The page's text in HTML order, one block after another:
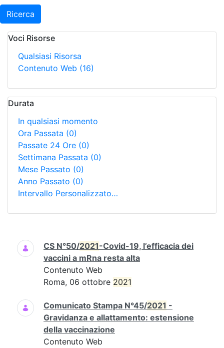
Ricerca
Voci Risorse
Qualsiasi Risorsa
Contenuto Web (16)
Durata
In qualsiasi momento
Ora Passata (0)
Passate 24 Ore (0)
Settimana Passata (0)
Mese Passato (0)
Anno Passato (0)
Intervallo Personalizzato…
Ricerca
CS N°50/2021-Covid-19, l’efficacia dei
vaccini a mRna resta alta
Contenuto Web
Roma, 06 ottobre 2021
Comunicato Stampa N°45/2021 -
Gravidanza e allattamento: estensione
della vaccinazione
Contenuto Web